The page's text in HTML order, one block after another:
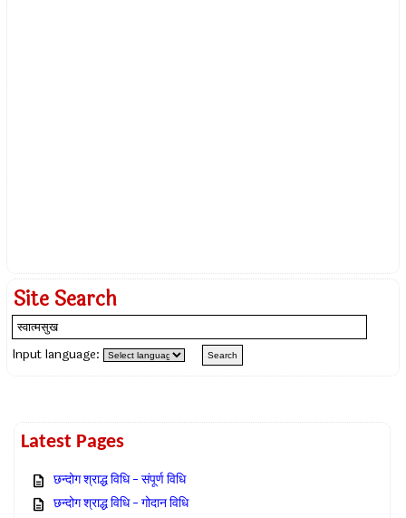
Site Search
Input language:
Latest Pages
छन्दोग श्राद्ध विधि – संपूर्ण विधि
छन्दोग श्राद्ध विधि – गोदान विधि